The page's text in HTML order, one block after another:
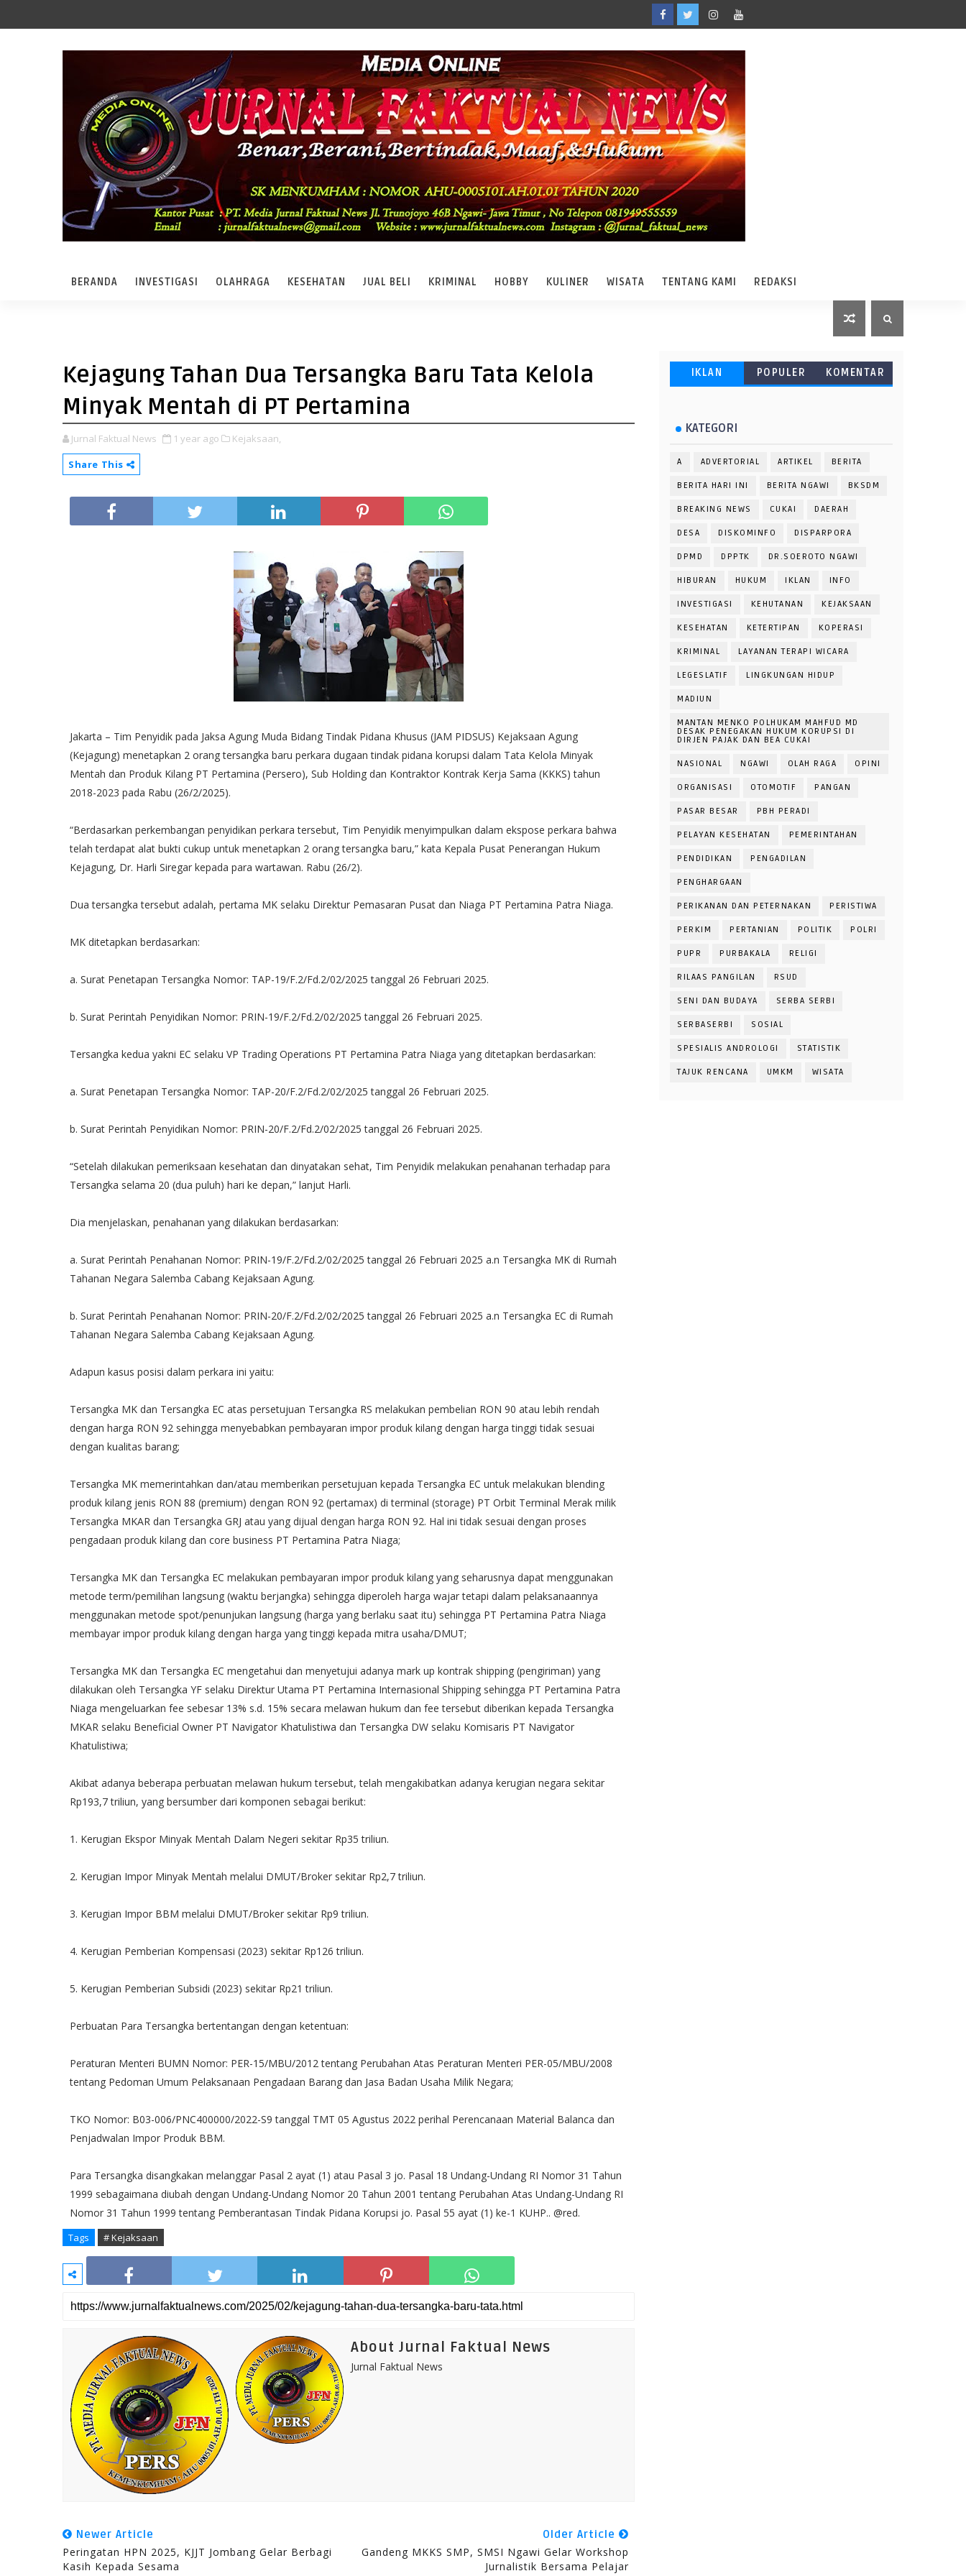
BERANDA INVESTIGASI OLAHRAGA KESEHATAN JUAL BELI KRIMINAL HOBBY KULINER WISATA TENTANG KAMI REDAKSI
Kejagung Tahan Dua Tersangka Baru Tata Kelola
Minyak Mentah di PT Pertamina
Jurnal Faktual News 1 year ago
Kejaksaan,
Share This
Jakarta – Tim Penyidik pada Jaksa Agung Muda Bidang Tindak Pidana Khusus (JAM PIDSUS) Kejaksaan Agung
(Kejagung) menetapkan 2 orang tersangka baru perkara dugaan tindak pidana korupsi dalam Tata Kelola Minyak
Mentah dan Produk Kilang PT Pertamina (Persero), Sub Holding dan Kontraktor Kontrak Kerja Sama (KKKS) tahun
2018-2023 pada Rabu (26/2/2025).
“Berdasarkan perkembangan penyidikan perkara tersebut, Tim Penyidik menyimpulkan dalam ekspose perkara bahwa
telah terdapat alat bukti cukup untuk menetapkan 2 orang tersangka baru,” kata Kepala Pusat Penerangan Hukum
Kejagung, Dr. Harli Siregar kepada para wartawan. Rabu (26/2).
Dua tersangka tersebut adalah, pertama MK selaku Direktur Pemasaran Pusat dan Niaga PT Pertamina Patra Niaga.
MK ditetapkan berdasarkan:
a. Surat Penetapan Tersangka Nomor: TAP-19/F.2/Fd.2/02/2025 tanggal 26 Februari 2025.
b. Surat Perintah Penyidikan Nomor: PRIN-19/F.2/Fd.2/02/2025 tanggal 26 Februari 2025.
Tersangka kedua yakni EC selaku VP Trading Operations PT Pertamina Patra Niaga yang ditetapkan berdasarkan:
a. Surat Penetapan Tersangka Nomor: TAP-20/F.2/Fd.2/02/2025 tanggal 26 Februari 2025.
b. Surat Perintah Penyidikan Nomor: PRIN-20/F.2/Fd.2/02/2025 tanggal 26 Februari 2025.
“Setelah dilakukan pemeriksaan kesehatan dan dinyatakan sehat, Tim Penyidik melakukan penahanan terhadap para
Tersangka selama 20 (dua puluh) hari ke depan,” lanjut Harli.
Dia menjelaskan, penahanan yang dilakukan berdasarkan:
a. Surat Perintah Penahanan Nomor: PRIN-19/F.2/Fd.2/02/2025 tanggal 26 Februari 2025 a.n Tersangka MK di Rumah
Tahanan Negara Salemba Cabang Kejaksaan Agung.
b. Surat Perintah Penahanan Nomor: PRIN-20/F.2/Fd.2/02/2025 tanggal 26 Februari 2025 a.n Tersangka EC di Rumah
Tahanan Negara Salemba Cabang Kejaksaan Agung.
Adapun kasus posisi dalam perkara ini yaitu:
Tersangka MK dan Tersangka EC atas persetujuan Tersangka RS melakukan pembelian RON 90 atau lebih rendah
dengan harga RON 92 sehingga menyebabkan pembayaran impor produk kilang dengan harga tinggi tidak sesuai
dengan kualitas barang;
Tersangka MK memerintahkan dan/atau memberikan persetujuan kepada Tersangka EC untuk melakukan blending
produk kilang jenis RON 88 (premium) dengan RON 92 (pertamax) di terminal (storage) PT Orbit Terminal Merak milik
Tersangka MKAR dan Tersangka GRJ atau yang dijual dengan harga RON 92. Hal ini tidak sesuai dengan proses
pengadaan produk kilang dan core business PT Pertamina Patra Niaga;
Tersangka MK dan Tersangka EC melakukan pembayaran impor produk kilang yang seharusnya dapat menggunakan
metode term/pemilihan langsung (waktu berjangka) sehingga diperoleh harga wajar tetapi dalam pelaksanaannya
menggunakan metode spot/penunjukan langsung (harga yang berlaku saat itu) sehingga PT Pertamina Patra Niaga
membayar impor produk kilang dengan harga yang tinggi kepada mitra usaha/DMUT;
Tersangka MK dan Tersangka EC mengetahui dan menyetujui adanya mark up kontrak shipping (pengiriman) yang
dilakukan oleh Tersangka YF selaku Direktur Utama PT Pertamina Internasional Shipping sehingga PT Pertamina Patra
Niaga mengeluarkan fee sebesar 13% s.d. 15% secara melawan hukum dan fee tersebut diberikan kepada Tersangka
MKAR selaku Beneficial Owner PT Navigator Khatulistiwa dan Tersangka DW selaku Komisaris PT Navigator
Khatulistiwa;
Akibat adanya beberapa perbuatan melawan hukum tersebut, telah mengakibatkan adanya kerugian negara sekitar
Rp193,7 triliun, yang bersumber dari komponen sebagai berikut:
1. Kerugian Ekspor Minyak Mentah Dalam Negeri sekitar Rp35 triliun.
2. Kerugian Impor Minyak Mentah melalui DMUT/Broker sekitar Rp2,7 triliun.
3. Kerugian Impor BBM melalui DMUT/Broker sekitar Rp9 triliun.
4. Kerugian Pemberian Kompensasi (2023) sekitar Rp126 triliun.
5. Kerugian Pemberian Subsidi (2023) sekitar Rp21 triliun.
Perbuatan Para Tersangka bertentangan dengan ketentuan:
Peraturan Menteri BUMN Nomor: PER-15/MBU/2012 tentang Perubahan Atas Peraturan Menteri PER-05/MBU/2008
tentang Pedoman Umum Pelaksanaan Pengadaan Barang dan Jasa Badan Usaha Milik Negara;
TKO Nomor: B03-006/PNC400000/2022-S9 tanggal TMT 05 Agustus 2022 perihal Perencanaan Material Balanca dan
Penjadwalan Impor Produk BBM.
Para Tersangka disangkakan melanggar Pasal 2 ayat (1) atau Pasal 3 jo. Pasal 18 Undang-Undang RI Nomor 31 Tahun
1999 sebagaimana diubah dengan Undang-Undang Nomor 20 Tahun 2001 tentang Perubahan Atas Undang-Undang RI
Nomor 31 Tahun 1999 tentang Pemberantasan Tindak Pidana Korupsi jo. Pasal 55 ayat (1) ke-1 KUHP.. @red.
Tags # Kejaksaan
About Jurnal Faktual News
Jurnal Faktual News
Newer Article
Peringatan HPN 2025, KJJT Jombang Gelar Berbagi
Kasih Kepada Sesama
Older Article
Gandeng MKKS SMP, SMSI Ngawi Gelar Workshop
Jurnalistik Bersama Pelajar
IKLAN POPULER KOMENTAR
KATEGORI
A ADVERTORIAL ARTIKEL BERITA
BERITA HARI INI BERITA NGAWI BKSDM
BREAKING NEWS CUKAI DAERAH
DESA DISKOMINFO DISPARPORA
DPMD DPPTK DR.SOEROTO NGAWI
HIBURAN HUKUM IKLAN INFO
INVESTIGASI KEHUTANAN KEJAKSAAN
KESEHATAN KETERTIPAN KOPERASI
KRIMINAL LAYANAN TERAPI WICARA
LEGESLATIF LINGKUNGAN HIDUP
MADIUN
MANTAN MENKO POLHUKAM MAHFUD MD
DESAK PENEGAKAN HUKUM KORUPSI DI
DIRJEN PAJAK DAN BEA CUKAI
NASIONAL NGAWI OLAH RAGA OPINI
ORGANISASI OTOMOTIF PANGAN
PASAR BESAR PBH PERADI
PELAYAN KESEHATAN PEMERINTAHAN
PENDIDIKAN PENGADILAN
PENGHARGAAN
PERIKANAN DAN PETERNAKAN PERISTIWA
PERKIM PERTANIAN POLITIK POLRI
PUPR PURBAKALA RELIGI
RILAAS PANGILAN RSUD
SENI DAN BUDAYA SERBA SERBI
SERBASERBI SOSIAL
SPESIALIS ANDROLOGI STATISTIK
TAJUK RENCANA UMKM WISATA